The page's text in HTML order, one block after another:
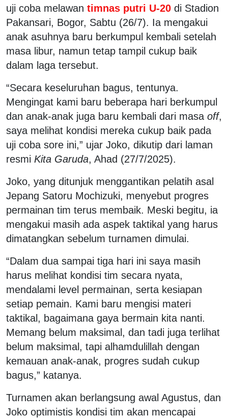
uji coba melawan timnas putri U-20 di Stadion
Pakansari, Bogor, Sabtu (26/7). Ia mengakui
anak asuhnya baru berkumpul kembali setelah
masa libur, namun tetap tampil cukup baik
dalam laga tersebut.
“Secara keseluruhan bagus, tentunya.
Mengingat kami baru beberapa hari berkumpul
dan anak-anak juga baru kembali dari masa off,
saya melihat kondisi mereka cukup baik pada
uji coba sore ini,” ujar Joko, dikutip dari laman
resmi Kita Garuda, Ahad (27/7/2025).
Joko, yang ditunjuk menggantikan pelatih asal
Jepang Satoru Mochizuki, menyebut progres
permainan tim terus membaik. Meski begitu, ia
mengakui masih ada aspek taktikal yang harus
dimatangkan sebelum turnamen dimulai.
“Dalam dua sampai tiga hari ini saya masih
harus melihat kondisi tim secara nyata,
mendalami level permainan, serta kesiapan
setiap pemain. Kami baru mengisi materi
taktikal, bagaimana gaya bermain kita nanti.
Memang belum maksimal, dan tadi juga terlihat
belum maksimal, tapi alhamdulillah dengan
kemauan anak-anak, progres sudah cukup
bagus,” katanya.
Turnamen akan berlangsung awal Agustus, dan
Joko optimistis kondisi tim akan mencapai